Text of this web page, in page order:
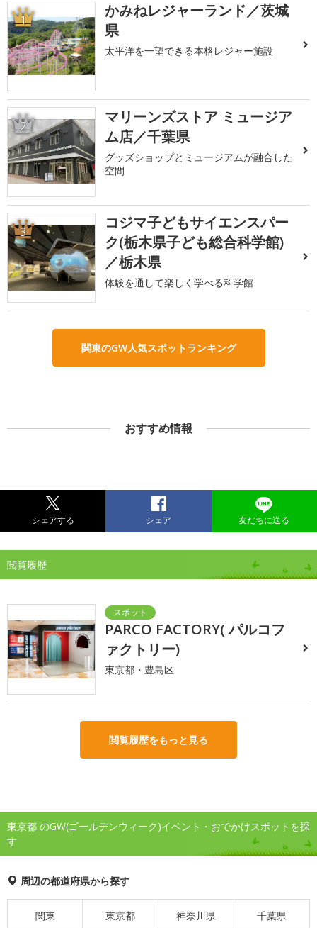
1
かみねレジャーランド／茨城
県
太平洋を一望できる本格レジャー施設
2
マリーンズストア ミュージア
ム店／千葉県
グッズショップとミュージアムが融合した
空間
3
コジマ子どもサイエンスパー
ク(栃木県子ども総合科学館)
／栃木県
体験を通して楽しく学べる科学館
関東のGW人気スポットランキング
おすすめ情報
シェアする シェア 友だちに送る
閲覧履歴
PARCO FACTORY( パルコフ
ァクトリー)
東京都・豊島区
閲覧履歴をもっと見る
東京都 のGW(ゴールデンウィーク)イベント・おでかけスポットを探
す
周辺の都道府県から探す
関東 東京都 神奈川県 千葉県